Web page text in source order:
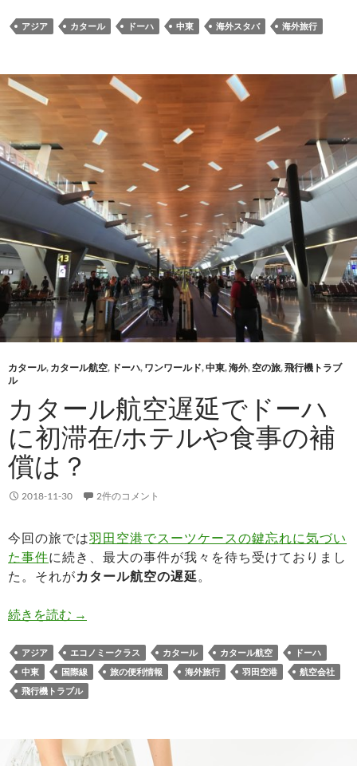
アジア カタール ドーハ 中東 海外スタバ 海外旅行
カタール, カタール航空, ドーハ, ワンワールド,中東,海外, 空の旅,飛行機トラブ
ル
カタール航空遅延でドーハ
に初滞在/ホテルや食事の補
償は？
2018-11-30 2件のコメント
今回の旅では羽田空港でスーツケースの鍵忘れに気づい
た事件に続き、最大の事件が我々を待ち受けておりまし
た。それがカタール航空の遅延。
続きを読む カタール航空遅延でドーハに初滞在/ホテルや食
→
アジア エコノミークラス カタール カタール航空
ドーハ
中東
国際線 旅の便利情報 海外旅行 羽田空港
航空会社
飛行機トラブル